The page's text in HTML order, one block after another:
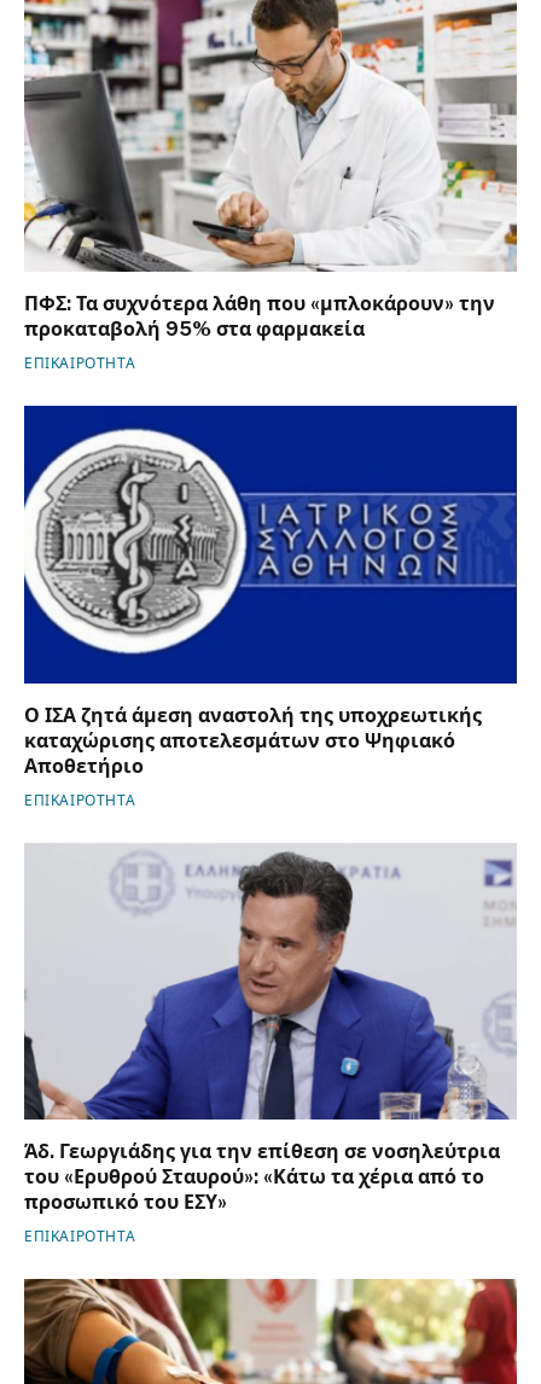
ΠΦΣ: Τα συχνότερα λάθη που «μπλοκάρουν» την
προκαταβολή 95% στα φαρμακεία
ΕΠΙΚΑΙΡΟΤΗΤΑ
Ο ΙΣΑ ζητά άμεση αναστολή της υποχρεωτικής
καταχώρισης αποτελεσμάτων στο Ψηφιακό
Αποθετήριο
ΕΠΙΚΑΙΡΟΤΗΤΑ
Άδ. Γεωργιάδης για την επίθεση σε νοσηλεύτρια
του «Ερυθρού Σταυρού»: «Κάτω τα χέρια από το
προσωπικό του ΕΣΥ»
ΕΠΙΚΑΙΡΟΤΗΤΑ